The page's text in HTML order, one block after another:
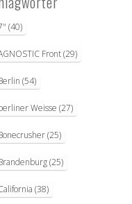
(40)
Front(29)
(54)
Weisse (27)
(25)
(25)
(38)